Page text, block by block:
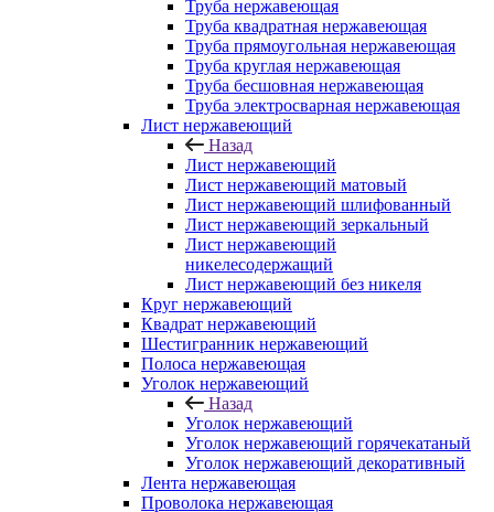
Труба нержавеющая
Труба квадратная нержавеющая
Труба прямоугольная нержавеющая
Труба круглая нержавеющая
Труба бесшовная нержавеющая
Труба электросварная нержавеющая
Лист нержавеющий
Назад
Лист нержавеющий
Лист нержавеющий матовый
Лист нержавеющий шлифованный
Лист нержавеющий зеркальный
Лист нержавеющий
никелесодержащий
Лист нержавеющий без никеля
Круг нержавеющий
Квадрат нержавеющий
Шестигранник нержавеющий
Полоса нержавеющая
Уголок нержавеющий
Назад
Уголок нержавеющий
Уголок нержавеющий горячекатаный
Уголок нержавеющий декоративный
Лента нержавеющая
Проволока нержавеющая